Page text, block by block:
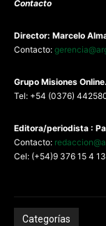
Contacto
Director: Marcelo
Contacto:
Grupo Misiones
Tel: +54 (0376)
Editora/periodista :
Contacto:
Cel: (+54)9 376 15 4
Categorías